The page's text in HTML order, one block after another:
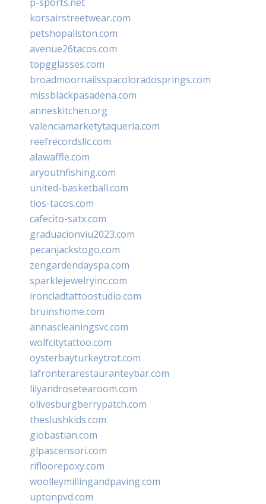
korsairstreetwear.com
petshopallston.com
avenue26tacos.com
topgglasses.com
broadmoornailsspacoloradosprings.com
missblackpasadena.com
anneskitchen.org
valenciamarketytaqueria.com
reefrecordsllc.com
alawaffle.com
aryouthfishing.com
united-basketball.com
tios-tacos.com
cafecito-satx.com
graduacionviu2023.com
pecanjackstogo.com
zengardendayspa.com
sparklejewelryinc.com
ironcladtattoostudio.com
bruinshome.com
annascleaningsvc.com
wolfcitytattoo.com
oysterbayturkeytrot.com
lafronterarestauranteybar.com
lilyandrosetearoom.com
olivesburgberrypatch.com
theslushkids.com
giobastian.com
glpascensori.com
rifloorepoxy.com
woolleymillingandpaving.com
uptonpvd.com